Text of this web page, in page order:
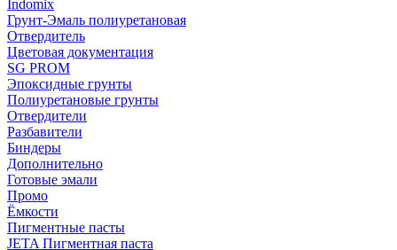
Indomix
Грунт-Эмаль полиуретановая
Отвердитель
Цветовая документация
SG PROM
Эпоксидные грунты
Полиуретановые грунты
Отвердители
Разбавители
Биндеры
Дополнительно
Готовые эмали
Промо
Ёмкости
Пигментные пасты
JETA Пигментная паста